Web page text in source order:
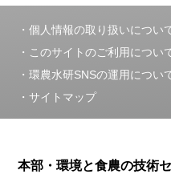
個人情報の取り扱いについ
このサイトのご利用につい
環農水研SNSの運用につい
サイトマップ
本部・環境と食農の技術